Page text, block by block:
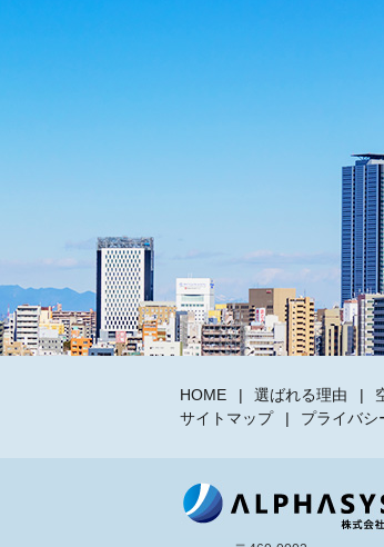
HOME 選ばれる理由
サイトマップ
プライバシ